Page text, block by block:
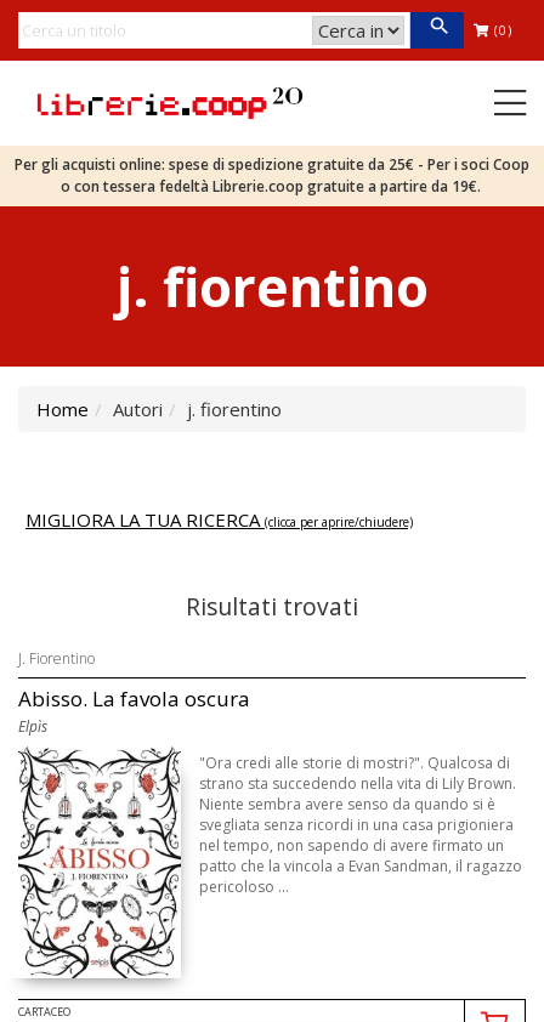
(0)
Per gli acquisti online: spese di spedizione gratuite da 25€ - Per i soci Coop
o con tessera fedeltà Librerie.coop gratuite a partire da 19€.
j. fiorentino
Home Autori j. fiorentino
MIGLIORA LA TUA RICERCA (clicca per aprire/chiudere)
Risultati trovati
J. Fiorentino
Abisso. La favola oscura
Elpìs
"Ora credi alle storie di mostri?". Qualcosa di
strano sta succedendo nella vita di Lily Brown.
Niente sembra avere senso da quando si è
svegliata senza ricordi in una casa prigioniera
nel tempo, non sapendo di avere firmato un
patto che la vincola a Evan Sandman, il ragazzo
pericoloso ...
CARTACEO